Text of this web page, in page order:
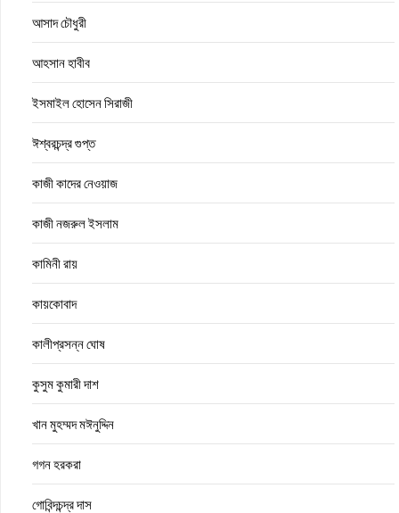
আসাদ চৌধুরী
আহসান হাবীব
ইসমাইল হোসেন সিরাজী
ঈশ্বরচন্দ্র গুপ্ত
কাজী কাদের নেওয়াজ
কাজী নজরুল ইসলাম
কামিনী রায়
কায়কোবাদ
কালীপ্রসন্ন ঘোষ
কুসুম কুমারী দাশ
খান মুহম্মদ মঈনুদ্দিন
গগন হরকরা
গোবিন্দচন্দ্র দাস